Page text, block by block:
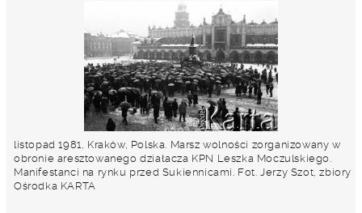
listopad 1981, Kraków, Polska. Marsz wolności zorganizowany w
obronie aresztowanego działacza KPN Leszka Moczulskiego.
Manifestanci na rynku przed Sukiennicami. Fot. Jerzy Szot, zbiory
Ośrodka KARTA